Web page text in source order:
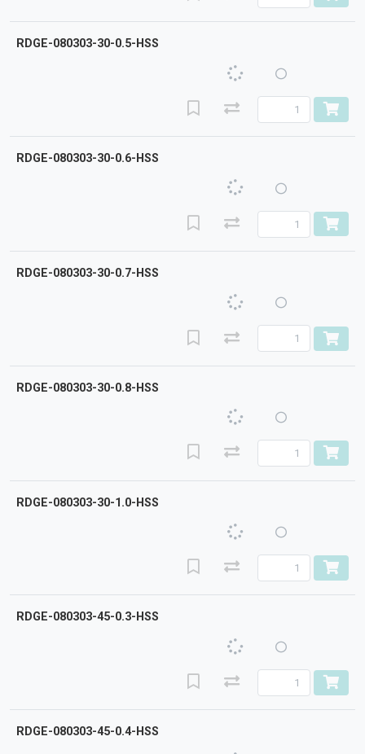
RDGE-080303-30-0.5-HSS
RDGE-080303-30-0.6-HSS
RDGE-080303-30-0.7-HSS
RDGE-080303-30-0.8-HSS
RDGE-080303-30-1.0-HSS
RDGE-080303-45-0.3-HSS
RDGE-080303-45-0.4-HSS